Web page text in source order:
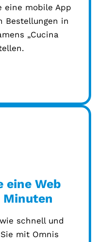
eine mobile App
Bestellungen in
„Cucina
eine Web
Minuten
schnell und
mit Omnis